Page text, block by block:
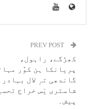
کھڑگے، راہول،
پریانکا ہن کوٚر
گاندھی تہٕ لال بہادر
شاستری یَس خراج
پیش۔